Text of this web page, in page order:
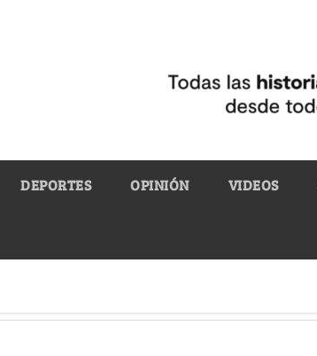
DEPORTES OPINIÓN VIDEOS